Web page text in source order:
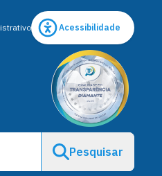
Acessibilidade
Pesquisar